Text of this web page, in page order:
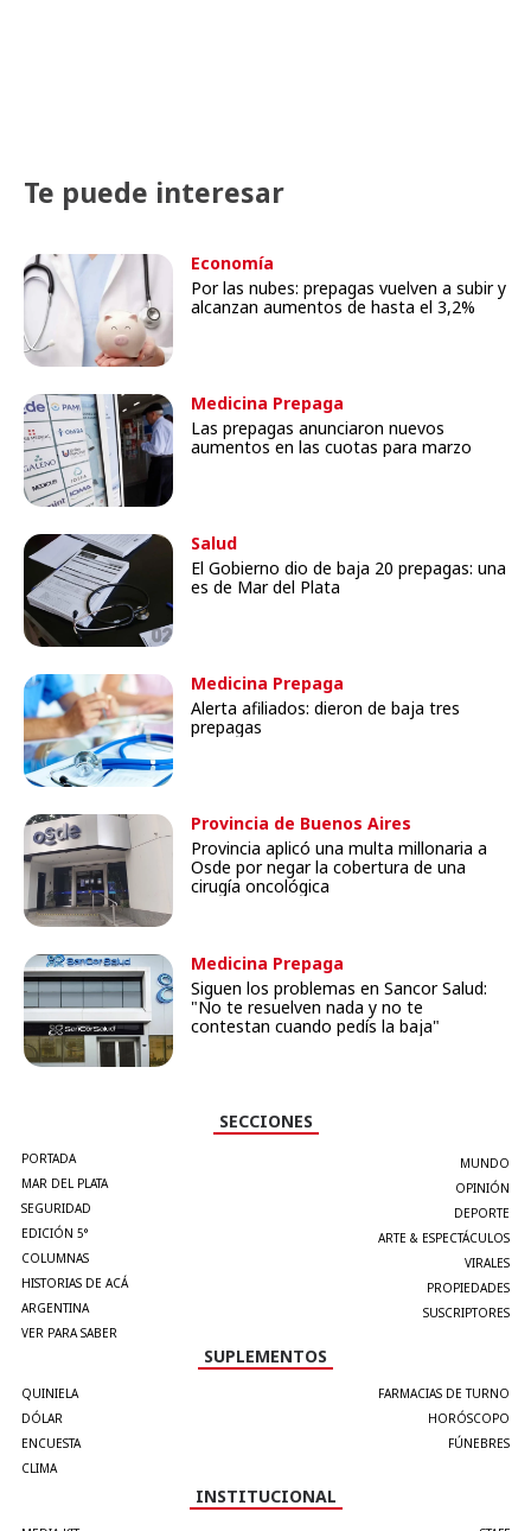
Te puede interesar
Economía
Por las nubes: prepagas vuelven a subir y
alcanzan aumentos de hasta el 3,2%
Medicina Prepaga
Las prepagas anunciaron nuevos
aumentos en las cuotas para marzo
Salud
El Gobierno dio de baja 20 prepagas: una
es de Mar del Plata
Medicina Prepaga
Alerta afiliados: dieron de baja tres
prepagas
Provincia de Buenos Aires
Provincia aplicó una multa millonaria a
Osde por negar la cobertura de una
cirugía oncológica
Medicina Prepaga
Siguen los problemas en Sancor Salud:
"No te resuelven nada y no te
contestan cuando pedís la baja"
SECCIONES
PORTADA
MAR DEL PLATA
SEGURIDAD
EDICIÓN 5°
COLUMNAS
HISTORIAS DE ACÁ
ARGENTINA
VER PARA SABER
MUNDO
OPINIÓN
DEPORTE
ARTE & ESPECTÁCULOS
VIRALES
PROPIEDADES
SUSCRIPTORES
SUPLEMENTOS
QUINIELA
DÓLAR
ENCUESTA
CLIMA
FARMACIAS DE TURNO
HORÓSCOPO
FÚNEBRES
INSTITUCIONAL